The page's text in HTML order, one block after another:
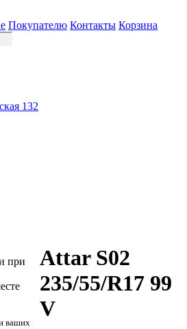
Покупателю Контакты Корзина
132
Attar S02
235/55/R17 99
V
при
ваших